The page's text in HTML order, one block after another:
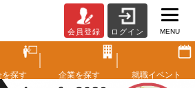
会員登録 ログイン MENU
を探す 企業を探す 就職イベント